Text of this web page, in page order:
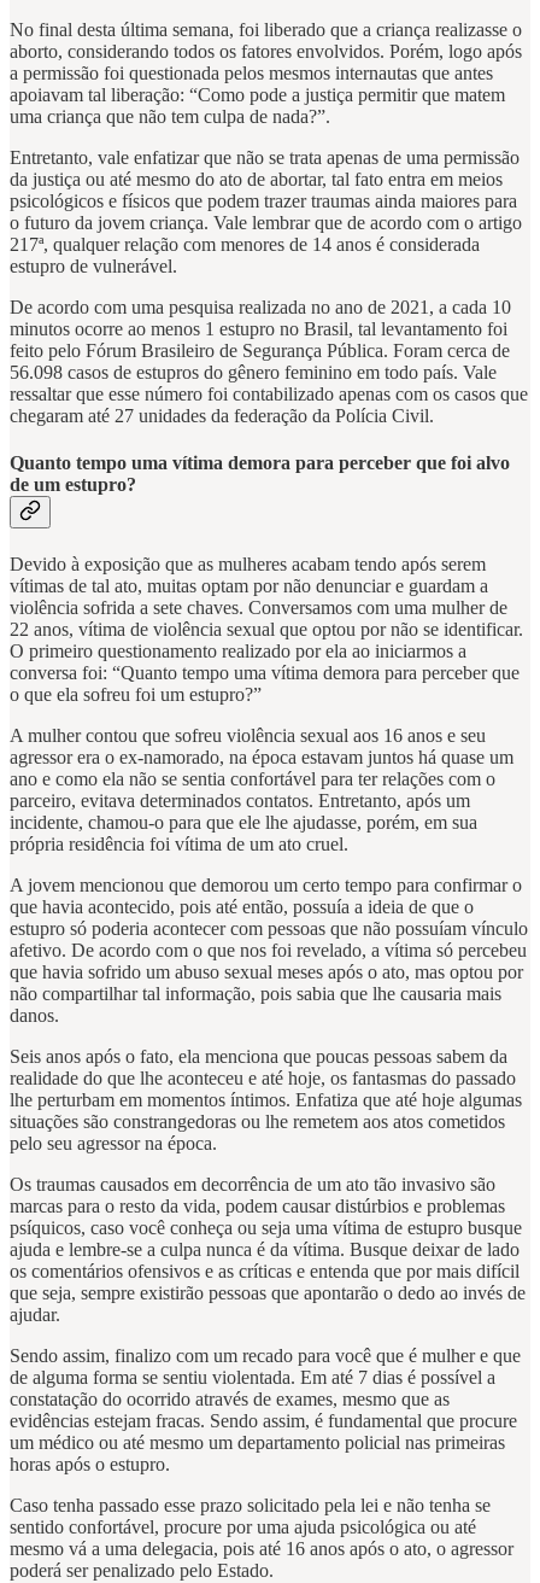
No final desta última semana, foi liberado que a criança realizasse o
aborto, considerando todos os fatores envolvidos. Porém, logo após
a permissão foi questionada pelos mesmos internautas que antes
apoiavam tal liberação: “Como pode a justiça permitir que matem
uma criança que não tem culpa de nada?”.
Entretanto, vale enfatizar que não se trata apenas de uma permissão
da justiça ou até mesmo do ato de abortar, tal fato entra em meios
psicológicos e físicos que podem trazer traumas ainda maiores para
o futuro da jovem criança. Vale lembrar que de acordo com o artigo
217ª, qualquer relação com menores de 14 anos é considerada
estupro de vulnerável.
De acordo com uma pesquisa realizada no ano de 2021, a cada 10
minutos ocorre ao menos 1 estupro no Brasil, tal levantamento foi
feito pelo Fórum Brasileiro de Segurança Pública. Foram cerca de
56.098 casos de estupros do gênero feminino em todo país. Vale
ressaltar que esse número foi contabilizado apenas com os casos que
chegaram até 27 unidades da federação da Polícia Civil.
Quanto tempo uma vítima demora para perceber que foi alvo
de um estupro?
Devido à exposição que as mulheres acabam tendo após serem
vítimas de tal ato, muitas optam por não denunciar e guardam a
violência sofrida a sete chaves. Conversamos com uma mulher de
22 anos, vítima de violência sexual que optou por não se identificar.
O primeiro questionamento realizado por ela ao iniciarmos a
conversa foi: “Quanto tempo uma vítima demora para perceber que
o que ela sofreu foi um estupro?”
A mulher contou que sofreu violência sexual aos 16 anos e seu
agressor era o ex-namorado, na época estavam juntos há quase um
ano e como ela não se sentia confortável para ter relações com o
parceiro, evitava determinados contatos. Entretanto, após um
incidente, chamou-o para que ele lhe ajudasse, porém, em sua
própria residência foi vítima de um ato cruel.
A jovem mencionou que demorou um certo tempo para confirmar o
que havia acontecido, pois até então, possuía a ideia de que o
estupro só poderia acontecer com pessoas que não possuíam vínculo
afetivo. De acordo com o que nos foi revelado, a vítima só percebeu
que havia sofrido um abuso sexual meses após o ato, mas optou por
não compartilhar tal informação, pois sabia que lhe causaria mais
danos.
Seis anos após o fato, ela menciona que poucas pessoas sabem da
realidade do que lhe aconteceu e até hoje, os fantasmas do passado
lhe perturbam em momentos íntimos. Enfatiza que até hoje algumas
situações são constrangedoras ou lhe remetem aos atos cometidos
pelo seu agressor na época.
Os traumas causados em decorrência de um ato tão invasivo são
marcas para o resto da vida, podem causar distúrbios e problemas
psíquicos, caso você conheça ou seja uma vítima de estupro busque
ajuda e lembre-se a culpa nunca é da vítima. Busque deixar de lado
os comentários ofensivos e as críticas e entenda que por mais difícil
que seja, sempre existirão pessoas que apontarão o dedo ao invés de
ajudar.
Sendo assim, finalizo com um recado para você que é mulher e que
de alguma forma se sentiu violentada. Em até 7 dias é possível a
constatação do ocorrido através de exames, mesmo que as
evidências estejam fracas. Sendo assim, é fundamental que procure
um médico ou até mesmo um departamento policial nas primeiras
horas após o estupro.
Caso tenha passado esse prazo solicitado pela lei e não tenha se
sentido confortável, procure por uma ajuda psicológica ou até
mesmo vá a uma delegacia, pois até 16 anos após o ato, o agressor
poderá ser penalizado pelo Estado.